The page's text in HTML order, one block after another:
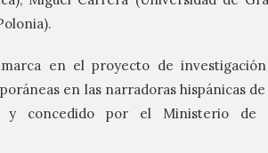
en el proyecto de
en las narradoras hispánicas
concedido por el Ministerio de